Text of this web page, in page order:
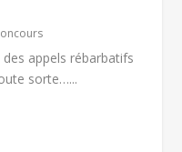
appels rébarbatifs
sorte…...